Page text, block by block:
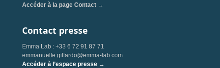
Accéder à la page Contact →
Contact presse
Emma Lab : +33 6 72 91 87 71
emmanuelle.gillardo@emma-lab.com
Accéder à l’espace presse →